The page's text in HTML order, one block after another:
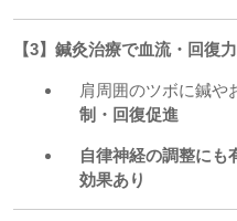
【3】鍼灸治療で血流・回復
肩周囲のツボに鍼や
制・回復促進
自律神経の調整にも
効果あり